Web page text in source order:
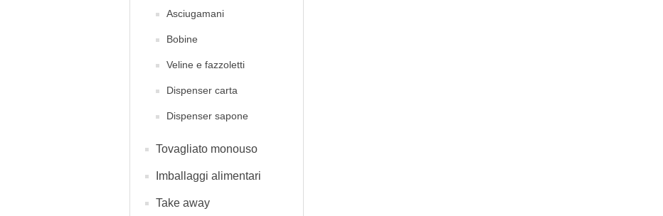
Asciugamani
Bobine
Veline e fazzoletti
Dispenser carta
Dispenser sapone
Tovagliato monouso
Imballaggi alimentari
Take away